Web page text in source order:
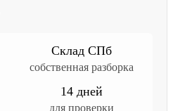
Склад СПб
собственная разборка
14 дней
для проверки